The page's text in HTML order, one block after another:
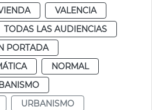
VALENCIA
TODAS LAS AUDIENCIAS
PORTADA
NORMAL
URBANISMO